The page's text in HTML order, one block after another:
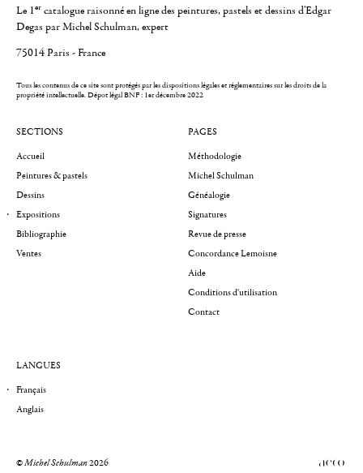
Le 1er catalogue raisonné en ligne des peintures, pastels et dessins d'Edgar
Degas par Michel Schulman, expert
75014 Paris - France
Tous les contenus de ce site sont protégés par les dispositions légales et réglementaires sur les droits de la
propriété intellectuelle.Dépot légal BNF : 1er décembre 2022
SECTIONS
Accueil
Peintures & pastels
Dessins
Expositions
Bibliographie
Ventes
PAGES
Méthodologie
Michel Schulman
Généalogie
Signatures
Revue de presse
Concordance Lemoisne
Aide
Conditions d'utilisation
Contact
LANGUES
Français
Anglais
©Michel Schulman2026